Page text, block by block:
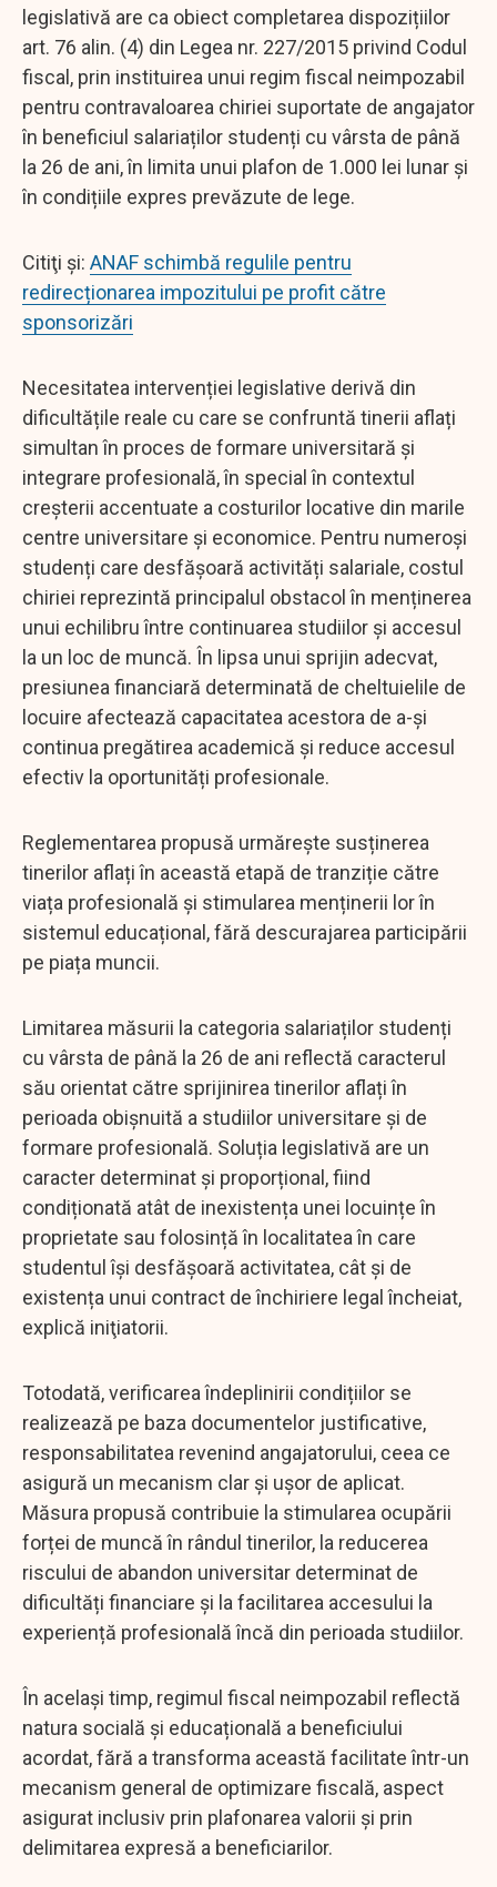
legislativă are ca obiect completarea dispozițiilor
art. 76 alin. (4) din Legea nr. 227/2015 privind Codul
fiscal, prin instituirea unui regim fiscal neimpozabil
pentru contravaloarea chiriei suportate de angajator
în beneficiul salariaților studenți cu vârsta de până
la 26 de ani, în limita unui plafon de 1.000 lei lunar și
în condițiile expres prevăzute de lege.
Citiţi şi: ANAF schimbă regulile pentru
redirecționarea impozitului pe profit către
sponsorizări
Necesitatea intervenției legislative derivă din
dificultățile reale cu care se confruntă tinerii aflați
simultan în proces de formare universitară și
integrare profesională, în special în contextul
creșterii accentuate a costurilor locative din marile
centre universitare și economice. Pentru numeroși
studenți care desfășoară activități salariale, costul
chiriei reprezintă principalul obstacol în menținerea
unui echilibru între continuarea studiilor și accesul
la un loc de muncă. În lipsa unui sprijin adecvat,
presiunea financiară determinată de cheltuielile de
locuire afectează capacitatea acestora de a-și
continua pregătirea academică și reduce accesul
efectiv la oportunități profesionale.
Reglementarea propusă urmărește susținerea
tinerilor aflați în această etapă de tranziție către
viața profesională și stimularea menținerii lor în
sistemul educațional, fără descurajarea participării
pe piața muncii.
Limitarea măsurii la categoria salariaților studenți
cu vârsta de până la 26 de ani reflectă caracterul
său orientat către sprijinirea tinerilor aflați în
perioada obișnuită a studiilor universitare și de
formare profesională. Soluția legislativă are un
caracter determinat și proporțional, fiind
condiționată atât de inexistența unei locuințe în
proprietate sau folosință în localitatea în care
studentul își desfășoară activitatea, cât și de
existența unui contract de închiriere legal încheiat,
explică iniţiatorii.
Totodată, verificarea îndeplinirii condițiilor se
realizează pe baza documentelor justificative,
responsabilitatea revenind angajatorului, ceea ce
asigură un mecanism clar și ușor de aplicat.
Măsura propusă contribuie la stimularea ocupării
forței de muncă în rândul tinerilor, la reducerea
riscului de abandon universitar determinat de
dificultăți financiare și la facilitarea accesului la
experiență profesională încă din perioada studiilor.
În același timp, regimul fiscal neimpozabil reflectă
natura socială și educațională a beneficiului
acordat, fără a transforma această facilitate într-un
mecanism general de optimizare fiscală, aspect
asigurat inclusiv prin plafonarea valorii și prin
delimitarea expresă a beneficiarilor.